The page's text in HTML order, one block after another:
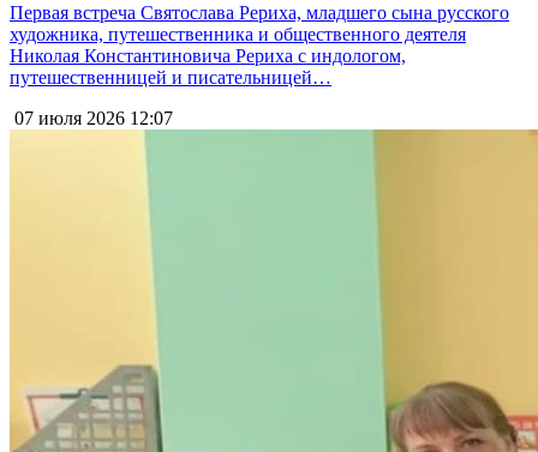
Первая встреча Святослава Рериха, младшего сына русского
художника, путешественника и общественного деятеля
Николая Константиновича Рериха с индологом,
путешественницей и писательницей…
07 июля 2026 12:07